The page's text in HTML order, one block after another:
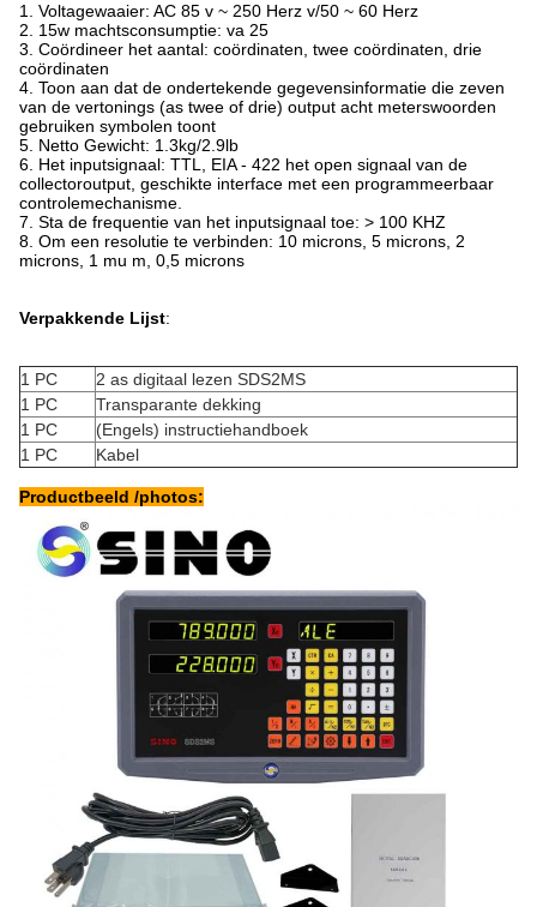
1. Voltagewaaier: AC 85 v ~ 250 Herz v/50 ~ 60 Herz
2. 15w machtsconsumptie: va 25
3. Coördineer het aantal: coördinaten, twee coördinaten, drie
coördinaten
4. Toon aan dat de ondertekende gegevensinformatie die zeven
van de vertonings (as twee of drie) output acht meterswoorden
gebruiken symbolen toont
5. Netto Gewicht: 1.3kg/2.9lb
6. Het inputsignaal: TTL, EIA - 422 het open signaal van de
collectoroutput, geschikte interface met een programmeerbaar
controlemechanisme.
7. Sta de frequentie van het inputsignaal toe: > 100 KHZ
8. Om een resolutie te verbinden: 10 microns, 5 microns, 2
microns, 1 mu m, 0,5 microns
Verpakkende Lijst:
1 PC
2 as digitaal lezen SDS2MS
1 PC
Transparante dekking
1 PC
(Engels) instructiehandboek
1 PC
Kabel
Productbeeld /photos: